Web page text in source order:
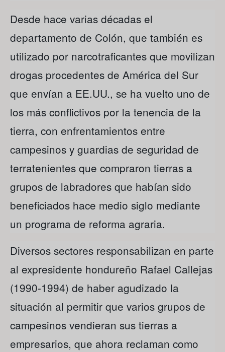
Desde hace varias décadas el
departamento de Colón, que también es
utilizado por narcotraficantes que movilizan
drogas procedentes de América del Sur
que envían a EE.UU., se ha vuelto uno de
los más conflictivos por la tenencia de la
tierra, con enfrentamientos entre
campesinos y guardias de seguridad de
terratenientes que compraron tierras a
grupos de labradores que habían sido
beneficiados hace medio siglo mediante
un programa de reforma agraria.
Diversos sectores responsabilizan en parte
al expresidente hondureño Rafael Callejas
(1990-1994) de haber agudizado la
situación al permitir que varios grupos de
campesinos vendieran sus tierras a
empresarios, que ahora reclaman como